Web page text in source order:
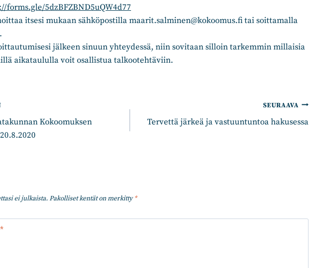
forms.gle/5dzBFZBND5uQW4d77
itsesi mukaan sähköpostilla maarit.salminen@kokoomus.fi tai soittamalla
jälkeen sinuun yhteydessä, niin sovitaan silloin tarkemmin millaisia
aikataululla voit osallistua talkootehtäviin.
Kokoomuksen
SEURAAVA
Tervettä järkeä ja vastuuntuntoa hakusessa
ei julkaista. Pakolliset kentät on merkitty*
*